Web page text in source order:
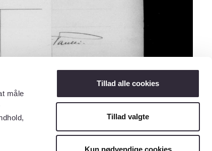
måle
Tillad alle cookies
Tillad valgte
Kun nødvendige cookies